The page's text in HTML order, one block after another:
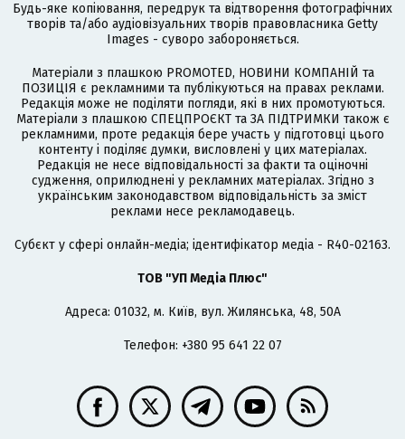
Будь-яке копіювання, передрук та відтворення фотографічних
творів та/або аудіовізуальних творів правовласника Getty
Images - суворо забороняється.
Матеріали з плашкою PROMOTED, НОВИНИ КОМПАНІЙ та
ПОЗИЦІЯ є рекламними та публікуються на правах реклами.
Редакція може не поділяти погляди, які в них промотуються.
Матеріали з плашкою СПЕЦПРОЄКТ та ЗА ПІДТРИМКИ також є
рекламними, проте редакція бере участь у підготовці цього
контенту і поділяє думки, висловлені у цих матеріалах.
Редакція не несе відповідальності за факти та оціночні
судження, оприлюднені у рекламних матеріалах. Згідно з
українським законодавством відповідальність за зміст
реклами несе рекламодавець.
Cубєкт у сфері онлайн-медіа; ідентифікатор медіа - R40-02163.
ТОВ "УП Медіа Плюс"
Адреса: 01032, м. Київ, вул. Жилянська, 48, 50А
Телефон: +380 95 641 22 07